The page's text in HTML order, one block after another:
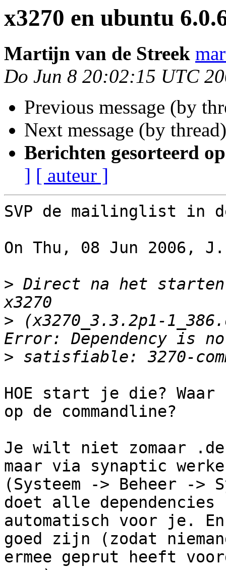
x3270 en ubuntu
Martĳn van de Streek
Do Jun 8 20:02:15 UTC
Previous message (by
Next message (by
Berichten gesorteerd
] [ auteur ]
SVP de mailinglist in
On Thu, 08 Jun 2006,
> Direct na het
> (x3270_3.3.2p1-
>
HOE start je die?
op de commandline?
Je wilt niet zomaar
maar via synaptic
(Systeem -> Beheer ->
doet alle dependencies
automatisch voor je.
goed zijn (zodat
ermee geprut heeft